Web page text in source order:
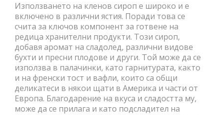
Използването на кленов сироп е широко и е
включено в различни ястия. Поради това се
счита за ключов компонент за готвене на
редица хранителни продукти. Този сироп,
добавя аромат на сладолед, различни видове
бухти и пресни плодове и други. Той може да се
използва в палачинки, като гарнитурата, както
и на френски тост и вафли, които са общи
деликатеси в някои щати в Америка и части от
Европа. Благодарение на вкуса и сладостта му,
може да се прилага и като подсладител на